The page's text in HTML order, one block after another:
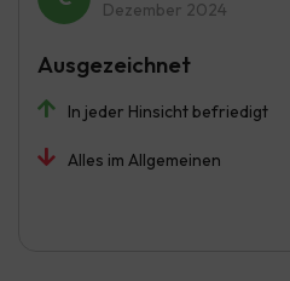
Dezember 2024
In jeder Hinsicht befriedigt
Alles im Allgemeinen
Ausgezeichnet